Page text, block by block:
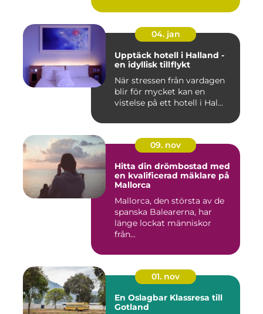
04. jan
Upptäck hotell i Halland -
en idyllisk tillflykt
När stressen från vardagen
blir för mycket kan en
vistelse på ett hotell i Hal...
09. nov
Hitta din drömbostad med
en kvalificerad mäklare på
Mallorca
Mallorca, den största av de
spanska Balearerna, har
länge lockat människor
från...
01. nov
En Oslagbar Klassresa till
Gotland